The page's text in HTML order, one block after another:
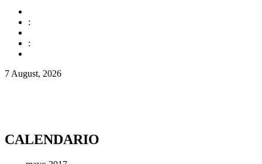
:
:
7 August, 2026
CALENDARIO